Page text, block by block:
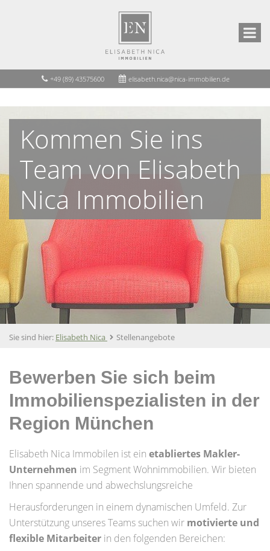
+49 (89) 43575600 elisabeth.nica@nica-immobilien.de
Kommen Sie ins
Team von Elisabeth
Nica Immobilien
Sie sind hier: Elisabeth Nica Stellenangebote
Bewerben Sie sich beim
Immobilienspezialisten in der
Region München
Elisabeth Nica Immobilen ist ein etabliertes Makler-
Unternehmen im Segment Wohnimmobilien. Wir bieten
Ihnen spannende und abwechslungsreiche
Herausforderungen in einem dynamischen Umfeld. Zur
Unterstützung unseres Teams suchen wir motivierte und
flexible Mitarbeiter in den folgenden Bereichen: